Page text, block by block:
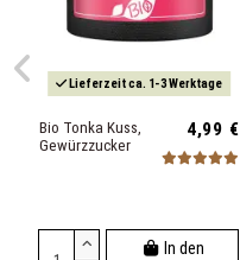
Lieferzeit ca. 1-3 Werktage
Bio Tonka Kuss,
Gewürzzucker
4,99 €
In den